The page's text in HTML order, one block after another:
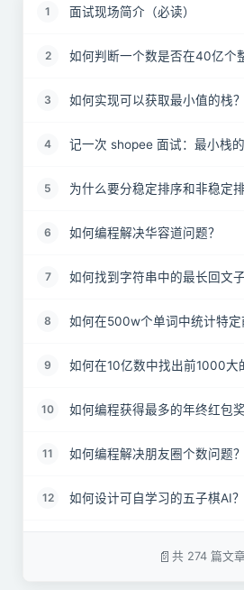
1 面试现场简介（必读）
2 如何判断一个数是否在40亿个
3 如何实现可以获取最小值的栈？
4 记一次 shopee 面试：最小栈
5 为什么要分稳定排序和非稳定排
6 如何编程解决华容道问题？
7 如何找到字符串中的最长回文子
8 如何在500w个单词中统计特
9 如何在10亿数中找出前1000大
10 如何编程获得最多的年终红包奖
11 如何编程解决朋友圈个数问题？
12 如何设计可自学习的五子棋AI？
共 274 篇文章